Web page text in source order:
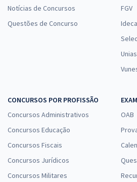
Notícias de Concursos
Questões de Concurso
FGV
CONCURSOS POR PROFISSÃO
Concursos Administrativos
Concursos Educação
Concursos Fiscais
Concursos Jurídicos
Concursos Militares
OAB